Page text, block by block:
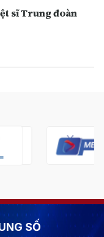
sĩ Trung đoàn
SỐ